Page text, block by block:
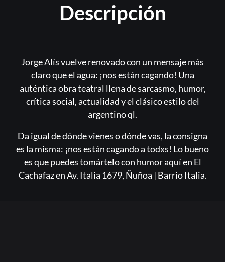
Descripción
Jorge Alís vuelve renovado con un mensaje más
claro que el agua: ¡nos están cagando! Una
auténtica obra teatral llena de sarcasmo, humor,
crítica social, actualidad y el clásico estilo del
argentino ql.
Da igual de dónde vienes o dónde vas, la consigna
es la misma: ¡nos están cagando a todxs! Lo bueno
es que puedes tomártelo con humor aquí en El
Cachafaz en Av. Italia 1679, Ñuñoa | Barrio Italia.